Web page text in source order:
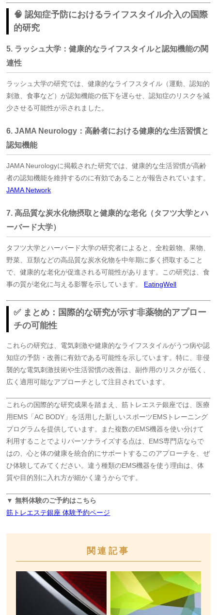
🧠 認知症予防におけるライフスタイル介入の国際
的研究
5. ラッシュ大学：健康的なライフスタイルと認知機能の関
連性
ラッシュ大学の研究では、健康的なライフスタイル（運動、認知的
刺激、食事など）が認知機能の低下を遅らせ、認知症のリスクを減
少させる可能性が示されました。
6. JAMA Neurology：高齢者における健康的な生活習慣と
認知機能
JAMA Neurologyに掲載された研究では、健康的な生活習慣が高齢
者の認知機能を維持するのに有効であることが報告されています。
JAMA Network
7. 高品質な炭水化物摂取と健康的な老化（タフツ大学とハ
ーバード大学）
タフツ大学とハーバード大学の研究者によると、全粒穀物、果物、
野菜、豆類などの高品質な炭水化物を中年期に多く摂取すること
で、健康的な老化が促進される可能性があります。 この研究は、食
事の質が老化に与える影響を示しています。
EatingWell
✅ まとめ：国際的な研究が示す非薬物的アプロー
チの可能性
これらの研究は、電気刺激や健康的なライフスタイルがうつ病や認
知症の予防・改善に有効である可能性を示しています。特に、非侵
襲的な電気刺激技術や生活習慣の改善は、副作用のリスクが低く、
広く適用可能なアプローチとして注目されています。
これらの国際的な研究成果を踏まえ、筋トレエステ銀座では、医療
用EMS「AC BODY」を活用した新しいスポーツEMSトレーニング
プログラムを提供しています。また複数のEMS機器を使い分けて
利用することでよりパーソナライズする点は、EMS専門店ならで
はの、心と体の健康を統合的にサポートするこのアプローチを、ぜ
ひ体験してみてください。違う種類のEMS機器を使う理由は、体
質や目的別に入れ方が細かく違うからです。
▼ 無料体験のご予約はこちら
筋トレエステ銀座 体験予約ページ
関連記事